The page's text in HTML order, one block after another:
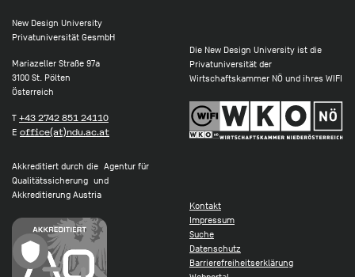
New Design University
Privatuniversität GesmbH
Mariazeller Straße 97a
3100 St. Pölten
Österreich
T +43 2742 851 24110
E office(at)ndu.ac.at
Die New Design University ist die
Privatuniversität der
Wirtschaftskammer NÖ und ihres WIFI
Akkreditiert durch die Agentur für
Qualitätssicherung und
Akkreditierung Austria
Kontakt
Impressum
Suche
Datenschutz
Barrierefreiheitserklärung